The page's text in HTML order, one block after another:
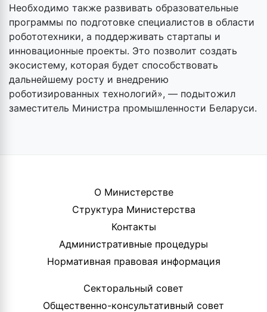
Необходимо также развивать образовательные
программы по подготовке специалистов в области
робототехники, а поддерживать стартапы и
инновационные проекты. Это позволит создать
экосистему, которая будет способствовать
дальнейшему росту и внедрению
роботизированных технологий», — подытожил
заместитель Министра промышленности Беларуси.
О Министерстве
Структура Министерства
Контакты
Административные процедуры
Нормативная правовая информация
Секторальный совет
Общественно-консультативный совет